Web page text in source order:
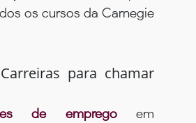
os cursos da Carnegie
para chamar
de empregoem